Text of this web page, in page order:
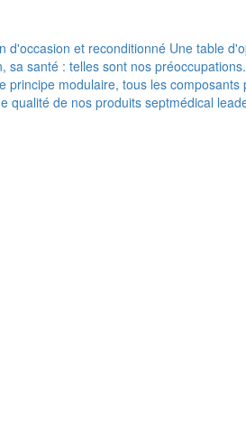
et reconditionné Une table
santé : telles sont nos
modulaire, tous les
de nos produits septmédical